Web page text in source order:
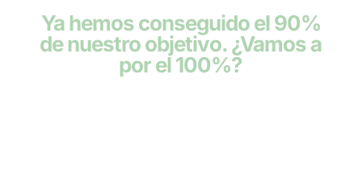
Ya hemos conseguido el 90%
de nuestro objetivo. ¿Vamos a
por el 100%?